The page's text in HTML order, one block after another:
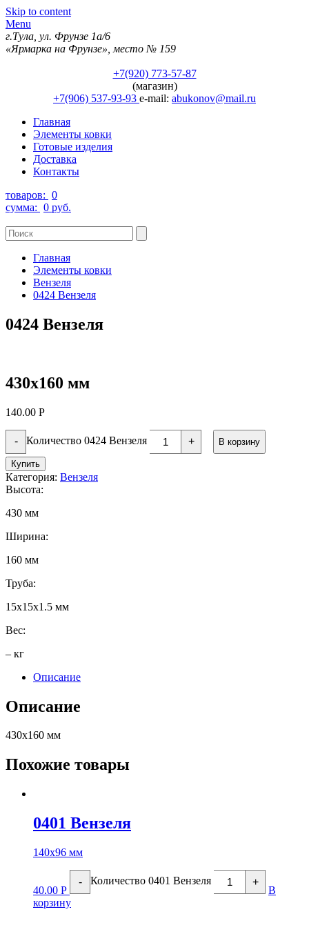
Skip to content
Menu
г.Тула, ул. Фрунзе 1а/6
«Ярмарка на Фрунзе», место № 159
+7(920) 773-57-87
(магазин)
+7(906) 537-93-93 e-mail: abukonov@mail.ru
Главная
Элементы ковки
Готовые изделия
Доставка
Контакты
товаров: 0
сумма: 0 руб.
Главная
Элементы ковки
Вензеля
0424 Вензеля
0424 Вензеля
430х160 мм
140.00 Р
- Количество 0424 Вензеля + В корзину
Купить
Категория: Вензеля
Высота:
430 мм
Ширина:
160 мм
Труба:
15х15х1.5 мм
Вес:
– кг
Описание
Описание
430х160 мм
Похожие товары
0401 Вензеля
140х96 мм
40.00 Р
- Количество 0401 Вензеля +
В
корзину